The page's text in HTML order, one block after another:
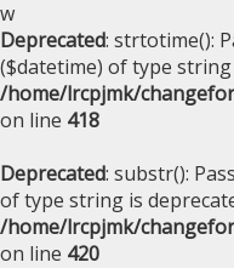
w
Deprecated: strtotime():
($datetime) of type
/home/lrcpjmk/
on line 418
Deprecated: substr():
of type string is
/home/lrcpjmk/
on line 420